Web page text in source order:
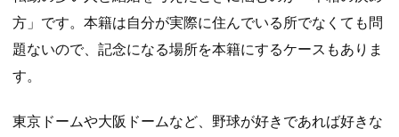
方」です。本籍は自分が実際に住んでいる所でなくても問
題ないので、記念になる場所を本籍にするケースもありま
す。
東京ドームや大阪ドームなど、野球が好きであれば好きな